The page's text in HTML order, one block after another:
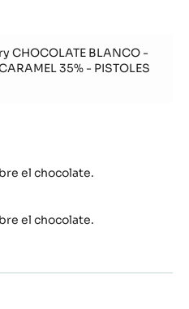
CHOCOLATE BLANCO -
35% - PISTOLES
el chocolate.
el chocolate.